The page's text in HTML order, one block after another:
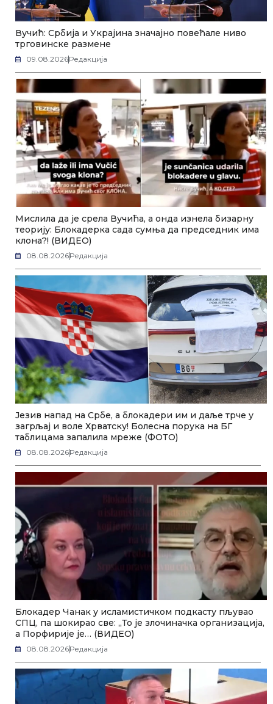
Вучић: Србија и Украјина значајно повећале ниво
трговинске размене
09.08.2026Редакција
Мислила да је срела Вучића, а онда изнела бизарну
теорију: Блокадерка сада сумња да председник има
клона?! (ВИДЕО)
08.08.2026Редакција
Језив напад на Србе, а блокадери им и даље трче у
загрљај и воле Хрватску! Болесна порука на БГ
таблицама запалила мреже (ФОТО)
08.08.2026Редакција
Блокадер Чанак у исламистичком подкасту пљувао
СПЦ, па шокирао све: „То је злочиначка организација,
а Порфирије је… (ВИДЕО)
08.08.2026Редакција